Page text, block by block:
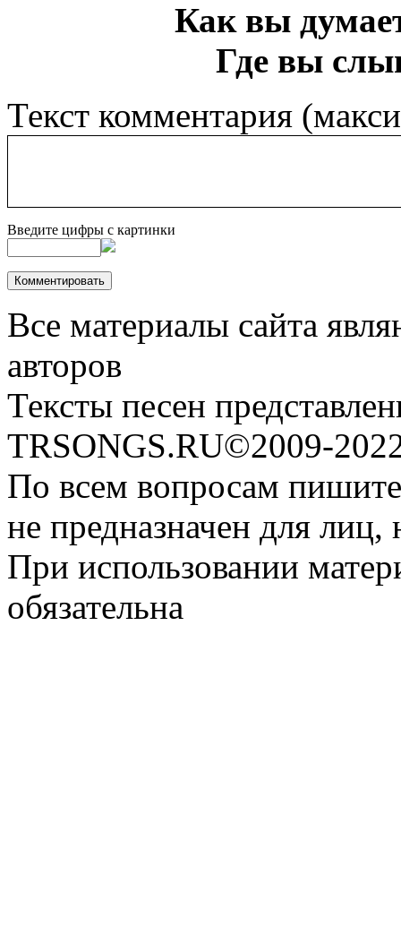
Как вы
Где вы
Текст комментария
Введите цифры с картинки
Все материалы сайта
авторов
Тексты песен
TRSONGS.RU©2009-
По всем вопросам
не предназначен для
При использовании
обязательна